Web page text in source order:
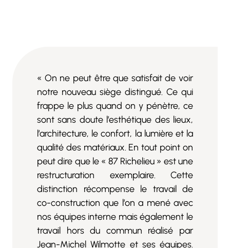
« On ne peut être que satisfait de voir
notre nouveau siège distingué. Ce qui
frappe le plus quand on y pénètre, ce
sont sans doute l’esthétique des lieux,
l’architecture, le confort, la lumière et la
qualité des matériaux. En tout point on
peut dire que le « 87 Richelieu » est une
restructuration exemplaire. Cette
distinction récompense le travail de
co-construction que l’on a mené avec
nos équipes interne mais également le
travail hors du commun réalisé par
Jean-Michel Wilmotte et ses équipes.